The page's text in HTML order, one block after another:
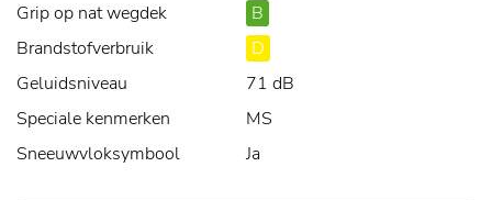
Grip op nat wegdek
B
Brandstofverbruik
D
Geluidsniveau
71 dB
Speciale kenmerken
MS
Sneeuwvloksymbool
Ja